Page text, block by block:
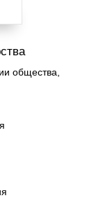
общества,